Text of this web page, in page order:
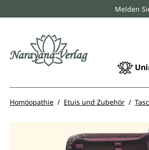
Zur HauptnavigationMelden
Homöopathie Etuis und Zubehör